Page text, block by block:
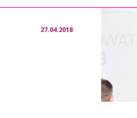
27.04.2018